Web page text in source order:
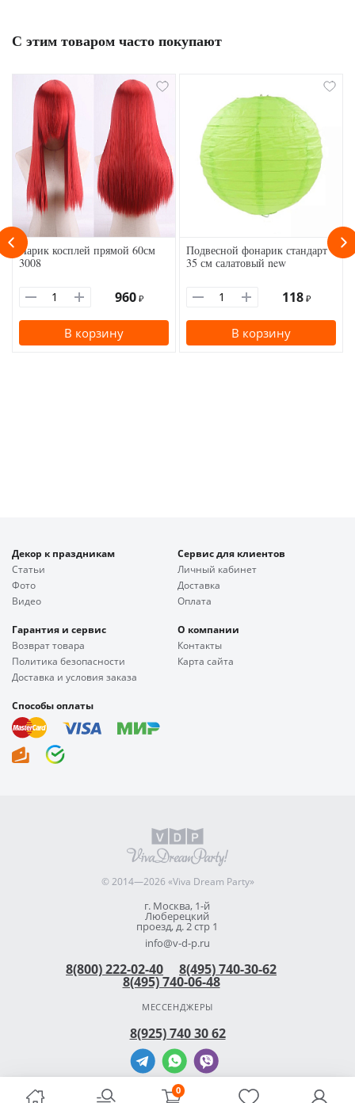
0
С этим товаром часто покупают
Парик косплей прямой 60см
3008
960 ₽
В корзину
Подвесной фонарик стандарт
35 см салатовый new
118 ₽
В корзину
Декор к праздникам
Статьи
Фото
Видео
Сервис для клиентов
Личный кабинет
Доставка
Оплата
Гарантия и сервис
Возврат товара
Политика безопасности
Доставка и условия заказа
О компании
Контакты
Карта сайта
Способы оплаты
© 2014—2026 «Viva Dream Party»
г. Москва, 1-й
Люберецкий
проезд, д. 2 стр 1
info@v-d-p.ru
8(800) 222-02-40 8(495) 740-30-62
8(495) 740-06-48
МЕССЕНДЖЕРЫ
8(925) 740 30 62